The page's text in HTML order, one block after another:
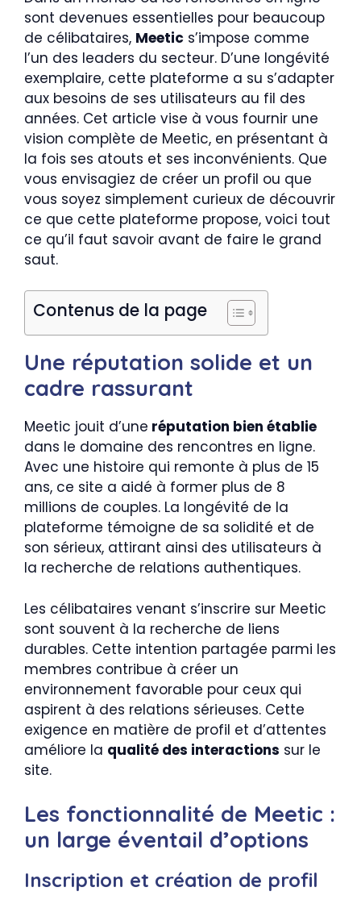
sont devenues essentielles pour beaucoup
de célibataires, Meetic s’impose comme
l’un des leaders du secteur. D’une longévité
exemplaire, cette plateforme a su s’adapter
aux besoins de ses utilisateurs au fil des
années. Cet article vise à vous fournir une
vision complète de Meetic, en présentant à
la fois ses atouts et ses inconvénients. Que
vous envisagiez de créer un profil ou que
vous soyez simplement curieux de découvrir
ce que cette plateforme propose, voici tout
ce qu’il faut savoir avant de faire le grand
saut.
Contenus de la page
Une réputation solide et un
cadre rassurant
Meetic jouit d’une réputation bien établie
dans le domaine des rencontres en ligne.
Avec une histoire qui remonte à plus de 15
ans, ce site a aidé à former plus de 8
millions de couples. La longévité de la
plateforme témoigne de sa solidité et de
son sérieux, attirant ainsi des utilisateurs à
la recherche de relations authentiques.
Les célibataires venant s’inscrire sur Meetic
sont souvent à la recherche de liens
durables. Cette intention partagée parmi les
membres contribue à créer un
environnement favorable pour ceux qui
aspirent à des relations sérieuses. Cette
exigence en matière de profil et d’attentes
améliore la qualité des interactions sur le
site.
Les fonctionnalité de Meetic :
un large éventail d’options
Inscription et création de profil